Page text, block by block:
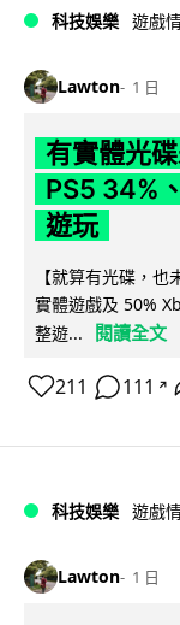
科技娛樂 遊戲
Lawton 1 日
有實體光
PS5 34%
遊玩
【就算有光碟，
實體遊戲及 50%
整遊...
閱讀全文
211 111 ↗
科技娛樂 遊戲
Lawton 1 日